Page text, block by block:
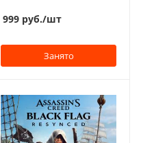
999 руб./шт
Занято